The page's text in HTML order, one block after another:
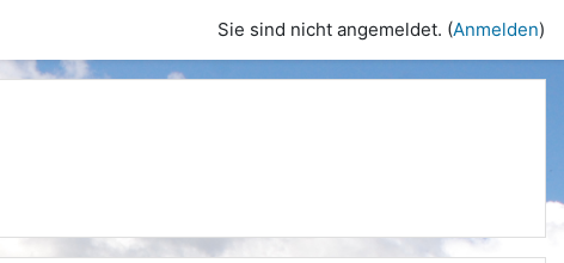
Sie sind nicht angemeldet. (Anmelden)